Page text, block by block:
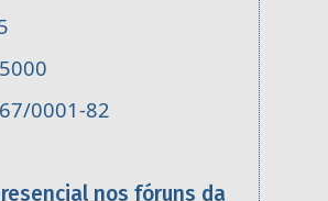
0001-82
nos fóruns da